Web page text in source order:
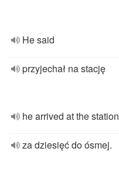
He said
przyjechał na stację
he arrived at the station
za dziesięć do ósmej.